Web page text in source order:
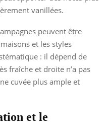
vanillées.
peuvent être
et les styles
: il dépend de
fraîche et droite n’a pas
cuvée plus ample et
et le